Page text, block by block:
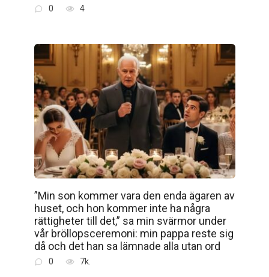
0 4
”Min son kommer vara den enda ägaren av
huset, och hon kommer inte ha några
rättigheter till det,” sa min svärmor under
vår bröllopsceremoni: min pappa reste sig
då och det han sa lämnade alla utan ord
0 7k.